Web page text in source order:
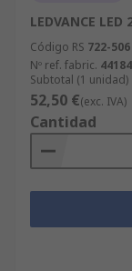
LEDVANCE
Código RS 722-506
Nº ref. fabric.
Subtotal (1 unidad)
52,50 €(exc. IVA)
Cantidad